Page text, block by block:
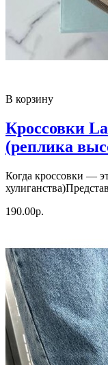
В корзину
Кроссовки
(реплика
Когда кроссовки —
190.00р.